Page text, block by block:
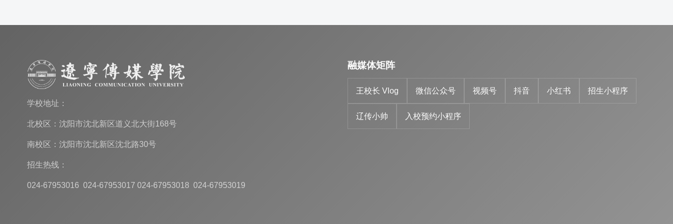
学校地址：
北校区：沈阳市沈北新区道义北大街168号
南校区：沈阳市沈北新区沈北路30号
招生热线：
024-67953016 024-67953017 024-67953018 024-67953019
融媒体矩阵
王校长 Vlog 微信公众号 视频号 抖音 小红书 招生小程序
辽传小帅 入校预约小程序